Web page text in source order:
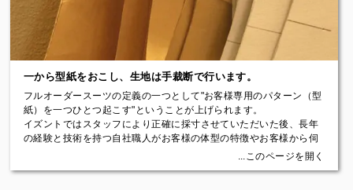
ら型紙を手書きで起こし生地を裁断し、仮縫いによりさらに細かく
くせを取り除くもの。
パターンオーダーは丈方向の調整が主ですが納期も短く価格も安く
手に入れることができます。
イージーオーダーはある程度の機械的な体型補正を行うことがで
き、より体型を考慮した服が作れます。
フルオーダーは寸法と体の特徴、姿勢などを考慮して型紙を描き、
さらに仮縫い合わせにより、姿勢や骨格の隆起、左右の傾きまでを
細かく補正することができます。
他にもビスポーク、カスタムオーダー、パーソナルオーダー、ス・
を起こし」「仮縫いによりくせ取りを行う」ことが最も大切だと考
え、独自の仮縫い付き「フルオーダースーツ」をお客様におすすめ
一から型紙をおこし、生地は手裁断で行います。
フルオーダースーツの定義の一つとして"お客様専用のパターン（型
紙）を一つひとつ起こす"ということが上げられます。
イズントではスタッフにより正確に採寸させていただいた後、長年
の経験と技術を持つ自社職人がお客様の体型の特徴やお客様から伺
...このページを開く